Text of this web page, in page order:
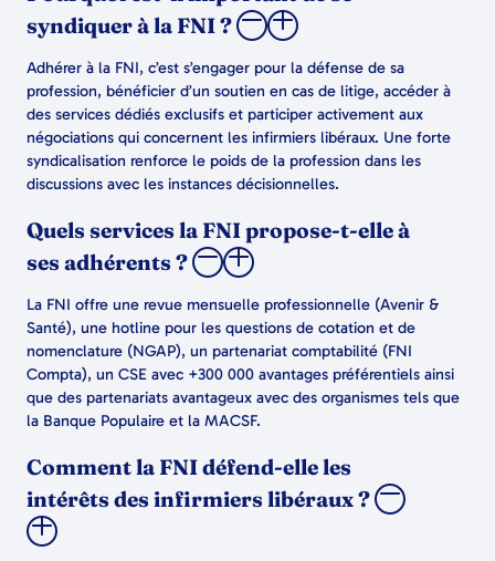
syndiquer à la FNI ?
Adhérer à la FNI, c’est s’engager pour la défense de sa
profession, bénéficier d’un soutien en cas de litige, accéder à
des services dédiés exclusifs et participer activement aux
négociations qui concernent les infirmiers libéraux. Une forte
syndicalisation renforce le poids de la profession dans les
discussions avec les instances décisionnelles.
Quels services la FNI propose-t-elle à
ses adhérents ?
La FNI offre une revue mensuelle professionnelle (Avenir &
Santé), une hotline pour les questions de cotation et de
nomenclature (NGAP), un partenariat comptabilité (FNI
Compta), un CSE avec +300 000 avantages préférentiels ainsi
que des partenariats avantageux avec des organismes tels que
la Banque Populaire et la MACSF.
Comment la FNI défend-elle les
intérêts des infirmiers libéraux ?